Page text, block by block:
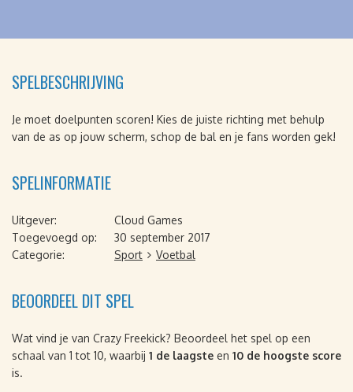
SPELBESCHRIJVING
Je moet doelpunten scoren! Kies de juiste richting met behulp
van de as op jouw scherm, schop de bal en je fans worden gek!
SPELINFORMATIE
Uitgever:
Cloud Games
Toegevoegd op:
30 september 2017
Categorie:
Sport Voetbal
BEOORDEEL DIT SPEL
Wat vind je van Crazy Freekick? Beoordeel het spel op een
schaal van 1 tot 10, waarbij 1 de laagste en 10 de hoogste score
is.